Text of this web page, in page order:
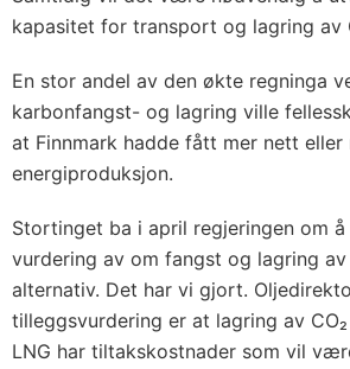
kapasitet for transport og lagring av
En stor andel av den økte regninga
karbonfangst- og lagring ville
at Finnmark hadde fått mer nett
energiproduksjon.
Stortinget ba i april regjeringen om
vurdering av om fangst og lagring
alternativ. Det har vi gjort.
tilleggsvurdering er at lagring av
LNG har tiltakskostnader som vil